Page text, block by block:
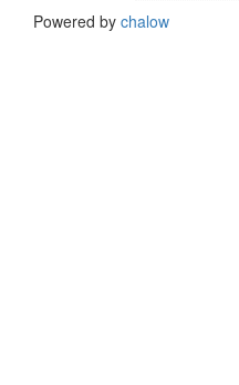
Powered by chalow